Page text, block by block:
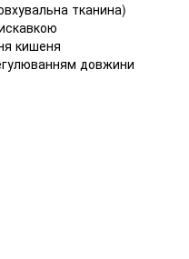
тканина)
кишеня
довжини